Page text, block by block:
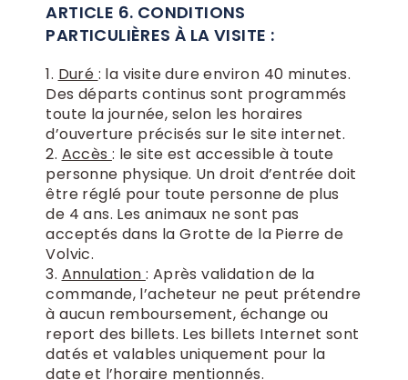
ARTICLE 6. CONDITIONS
PARTICULIÈRES À LA VISITE :
Duré : la visite dure environ 40 minutes.
Des départs continus sont programmés
toute la journée, selon les horaires
d’ouverture précisés sur le site internet.
Accès : le site est accessible à toute
personne physique. Un droit d’entrée doit
être réglé pour toute personne de plus
de 4 ans. Les animaux ne sont pas
acceptés dans la Grotte de la Pierre de
Volvic.
Annulation : Après validation de la
commande, l’acheteur ne peut prétendre
à aucun remboursement, échange ou
report des billets. Les billets Internet sont
datés et valables uniquement pour la
date et l’horaire mentionnés.